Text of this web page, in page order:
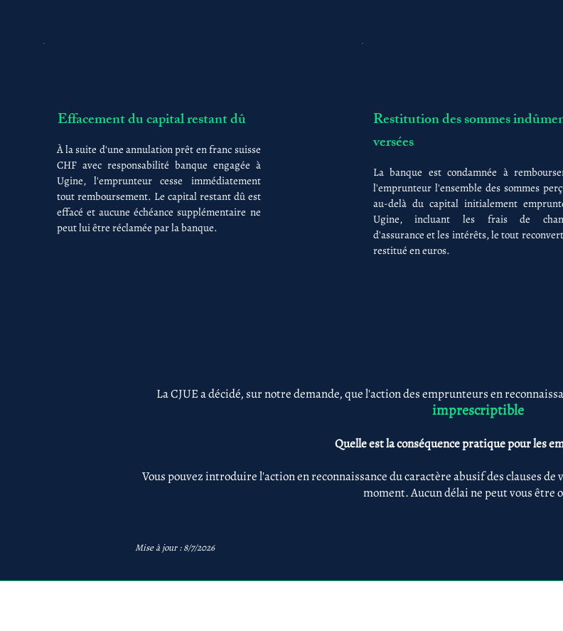
Effacement du capital restant dû
À la suite d'une annulation prêt en franc suisse
CHF avec responsabilité banque engagée à
Ugine, l'emprunteur cesse immédiatement
tout remboursement. Le capital restant dû est
effacé et aucune échéance supplémentaire ne
peut lui être réclamée par la banque.
Restitution des sommes
versées
La banque est condamnée à
l'emprunteur l'ensemble des sommes
au-delà du capital initialement
Ugine, incluant les frais de
d'assurance et les intérêts, le tout
restitué en euros.
La CJUE a décidé, sur notre demande, que l'action des emprunteurs en
imprescriptible
Quelle est la conséquence pratique pour les
Vous pouvez introduire l'action en reconnaissance du caractère abusif des clauses
moment. Aucun délai ne peut vous être
Mise à jour : 8/7/2026